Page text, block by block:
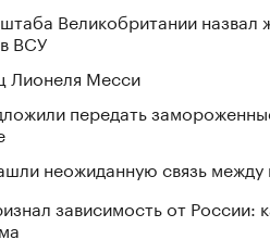
Великобритании назвал
ВСУ
Лионеля Месси
передать
неожиданную связь
зависимость от России: